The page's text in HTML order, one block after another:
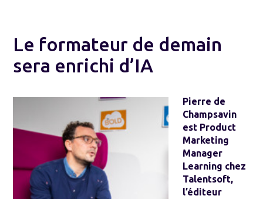
Le formateur de demain
sera enrichi d’IA
Pierre de
Champsavin
est Product
Marketing
Manager
Learning chez
Talentsoft,
l’éditeur